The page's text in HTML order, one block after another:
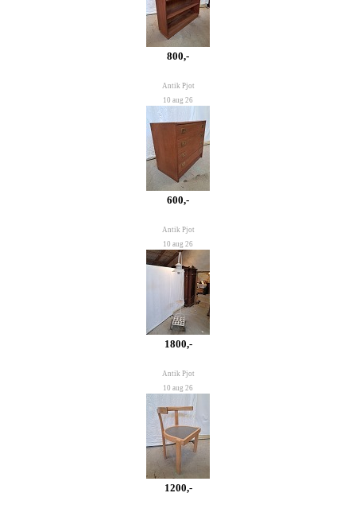
800,-
Antik Pjot
10 aug 26
600,-
Antik Pjot
10 aug 26
1800,-
Antik Pjot
10 aug 26
1200,-